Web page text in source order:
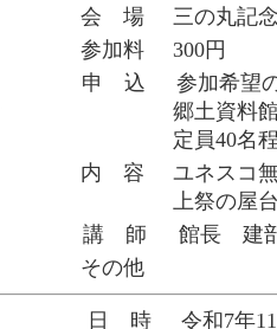
会 場
三の丸記
参加料
300円
申 込
参加希望
郷土資料
定員40名
内 容
ユネスコ
上祭の屋
講 師
館長 建
その他
日 時
令和7年